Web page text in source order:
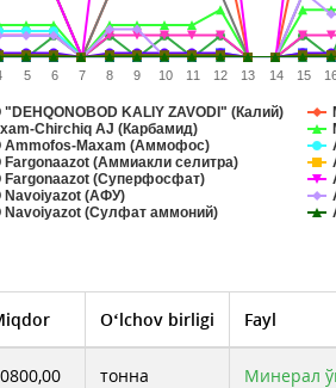
"DEHQONOBOD KALIY ZAVODI" (Калий)
Chirchiq AJ (Карбамид)
Maxam (Аммофос)
(Аммиакли селитра)
(Суперфосфат)
(АФУ)
(Сулфат аммоний)
5 6 7 8 9 10 11 12 13 14 15
O‘lchov birligi Fayl
тонна
Минерал